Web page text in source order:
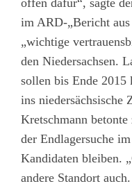
offen dafür“, sagte
im ARD-„Bericht
„wichtige
den Niedersachsen.
sollen bis Ende
ins niedersächsische
Kretschmann
der Endlagersuche
Kandidaten bleiben.
andere Standort